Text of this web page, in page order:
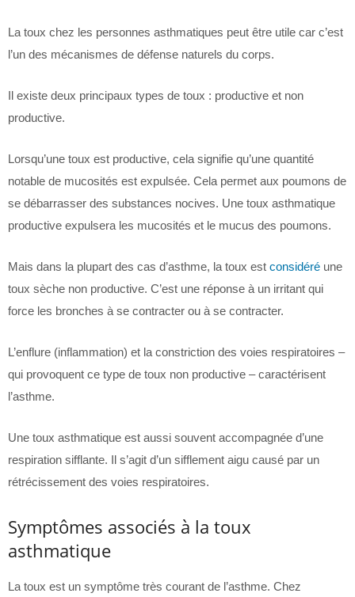
La toux chez les personnes asthmatiques peut être utile car c’est
l’un des mécanismes de défense naturels du corps.
Il existe deux principaux types de toux : productive et non
productive.
Lorsqu’une toux est productive, cela signifie qu’une quantité
notable de mucosités est expulsée. Cela permet aux poumons de
se débarrasser des substances nocives. Une toux asthmatique
productive expulsera les mucosités et le mucus des poumons.
Mais dans la plupart des cas d’asthme, la toux est considéré une
toux sèche non productive. C’est une réponse à un irritant qui
force les bronches à se contracter ou à se contracter.
L’enflure (inflammation) et la constriction des voies respiratoires –
qui provoquent ce type de toux non productive – caractérisent
l’asthme.
Une toux asthmatique est aussi souvent accompagnée d’une
respiration sifflante. Il s’agit d’un sifflement aigu causé par un
rétrécissement des voies respiratoires.
Symptômes associés à la toux
asthmatique
La toux est un symptôme très courant de l’asthme. Chez